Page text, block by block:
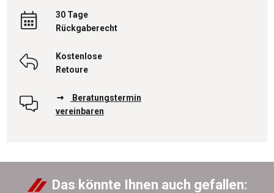
30 Tage
Rückgaberecht
Kostenlose
Retoure
Beratungstermin
vereinbaren
Das könnte Ihnen auch gefallen: